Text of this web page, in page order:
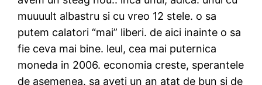
muuuult albastru si cu vreo 12 stele. o sa
putem calatori “mai” liberi. de aici inainte o sa
fie ceva mai bine. leul, cea mai puternica
moneda in 2006. economia creste, sperantele
de asemenea. sa aveti un an atat de bun si de